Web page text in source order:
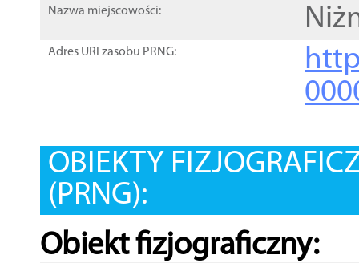
Nazwa miejscowości:
Adres URI zasobu PRNG:
OBIEKTY
(PRNG):
Obiekt fizjograficzny: